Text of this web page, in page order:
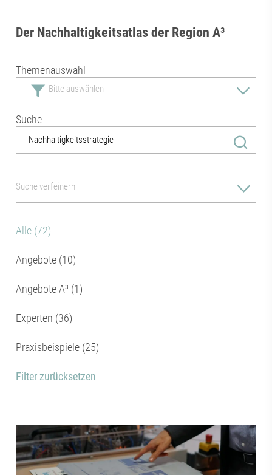
Der Nachhaltigkeitsatlas der Region A³
Themenauswahl
Suche
Alle (72)
Angebote (10)
Angebote A³ (1)
Experten (36)
Praxisbeispiele (25)
Filter zurücksetzen